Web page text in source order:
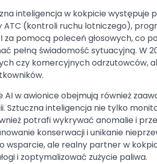
inteligencja w kokpicie
ATC (kontroli ruchu lotniczego),
za pomocą poleceń głosowych, co
pełną świadomość sytuacyjną. W
czy komercyjnych odrzutowców,
AI w awionice obejmują również
Sztuczna inteligencja nie tylko
potrafi wykrywać anomalie i
konserwacji i unikanie
wsparcie, ale realny partner w
i zoptymalizować zużycie paliwa.